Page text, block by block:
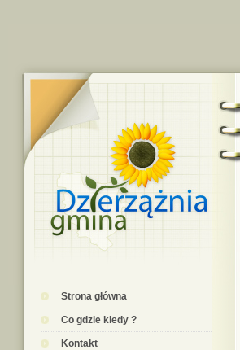
Strona główna
Co gdzie kiedy ?
Kontakt